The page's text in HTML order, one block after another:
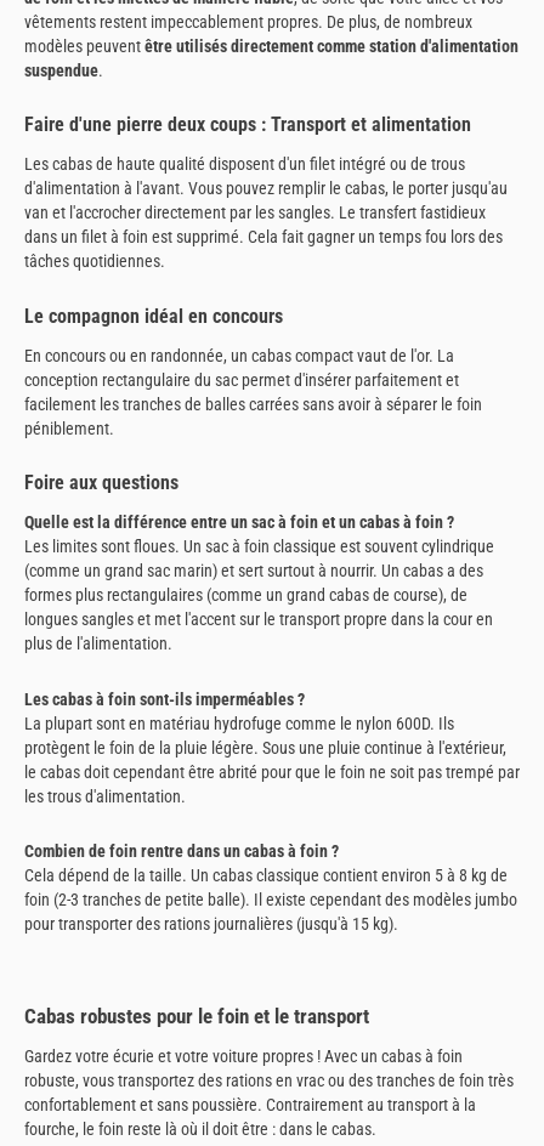
vêtements restent impeccablement propres. De plus, de nombreux
modèles peuventêtre utilisés directement comme station d'alimentation
suspendue.
Faire d'une pierre deux coups : Transport et alimentation
Les cabas de haute qualité disposent d'un filet intégré ou de trous
d'alimentation à l'avant. Vous pouvez remplir le cabas, le porter jusqu'au
van et l'accrocher directement par les sangles. Le transfert fastidieux
dans un filet à foin est supprimé. Cela fait gagner un temps fou lors des
tâches quotidiennes.
Le compagnon idéal en concours
En concours ou en randonnée, un cabas compact vaut de l'or. La
conception rectangulaire du sac permet d'insérer parfaitement et
facilement les tranches de balles carrées sans avoir à séparer le foin
péniblement.
Foire aux questions
Quelle est la différence entre un sac à foin et un cabas à foin ?
Les limites sont floues. Un sac à foin classique est souvent cylindrique
(comme un grand sac marin) et sert surtout à nourrir. Un cabas a des
formes plus rectangulaires (comme un grand cabas de course), de
longues sangles et met l'accent sur le transport propre dans la cour en
plus de l'alimentation.
Les cabas à foin sont-ils imperméables ?
La plupart sont en matériau hydrofuge comme le nylon 600D. Ils
protègent le foin de la pluie légère. Sous une pluie continue à l'extérieur,
le cabas doit cependant être abrité pour que le foin ne soit pas trempé par
les trous d'alimentation.
Combien de foin rentre dans un cabas à foin ?
Cela dépend de la taille. Un cabas classique contient environ 5 à 8 kg de
foin (2-3 tranches de petite balle). Il existe cependant des modèles jumbo
pour transporter des rations journalières (jusqu'à 15 kg).
Cabas robustes pour le foin et le transport
Gardez votre écurie et votre voiture propres ! Avec un cabas à foin
robuste, vous transportez des rations en vrac ou des tranches de foin très
confortablement et sans poussière. Contrairement au transport à la
fourche, le foin reste là où il doit être : dans le cabas.